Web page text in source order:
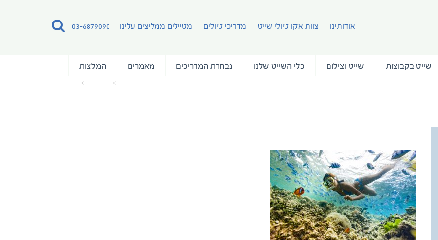
03-6879090 אודותינו צוות אקו טיולי שייט מדריכי טיולים מטיילים ממליצים עלינו
שייט בקבוצות שייט וצילום כלי השייט שלנו נבחרת המדריכים מאמרים המלצות